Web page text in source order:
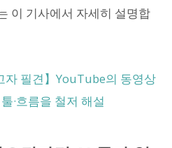
이 기사에서 자세히 설명합
자 필견】YouTube의 동영상
·흐름을 철저 해설